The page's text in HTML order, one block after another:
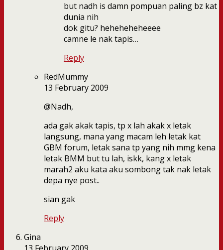
but nadh is damn pompuan paling bz kat
dunia nih
dok gitu? heheheheheeee
camne le nak tapis…
Reply
RedMummy
13 February 2009
@Nadh,
ada gak akak tapis, tp x lah akak x letak
langsung, mana yang macam leh letak kat
GBM forum, letak sana tp yang nih mmg kena
letak BMM but tu lah, iskk, kang x letak
marah2 aku kata aku sombong tak nak letak
depa nye post..
sian gak
Reply
Gina